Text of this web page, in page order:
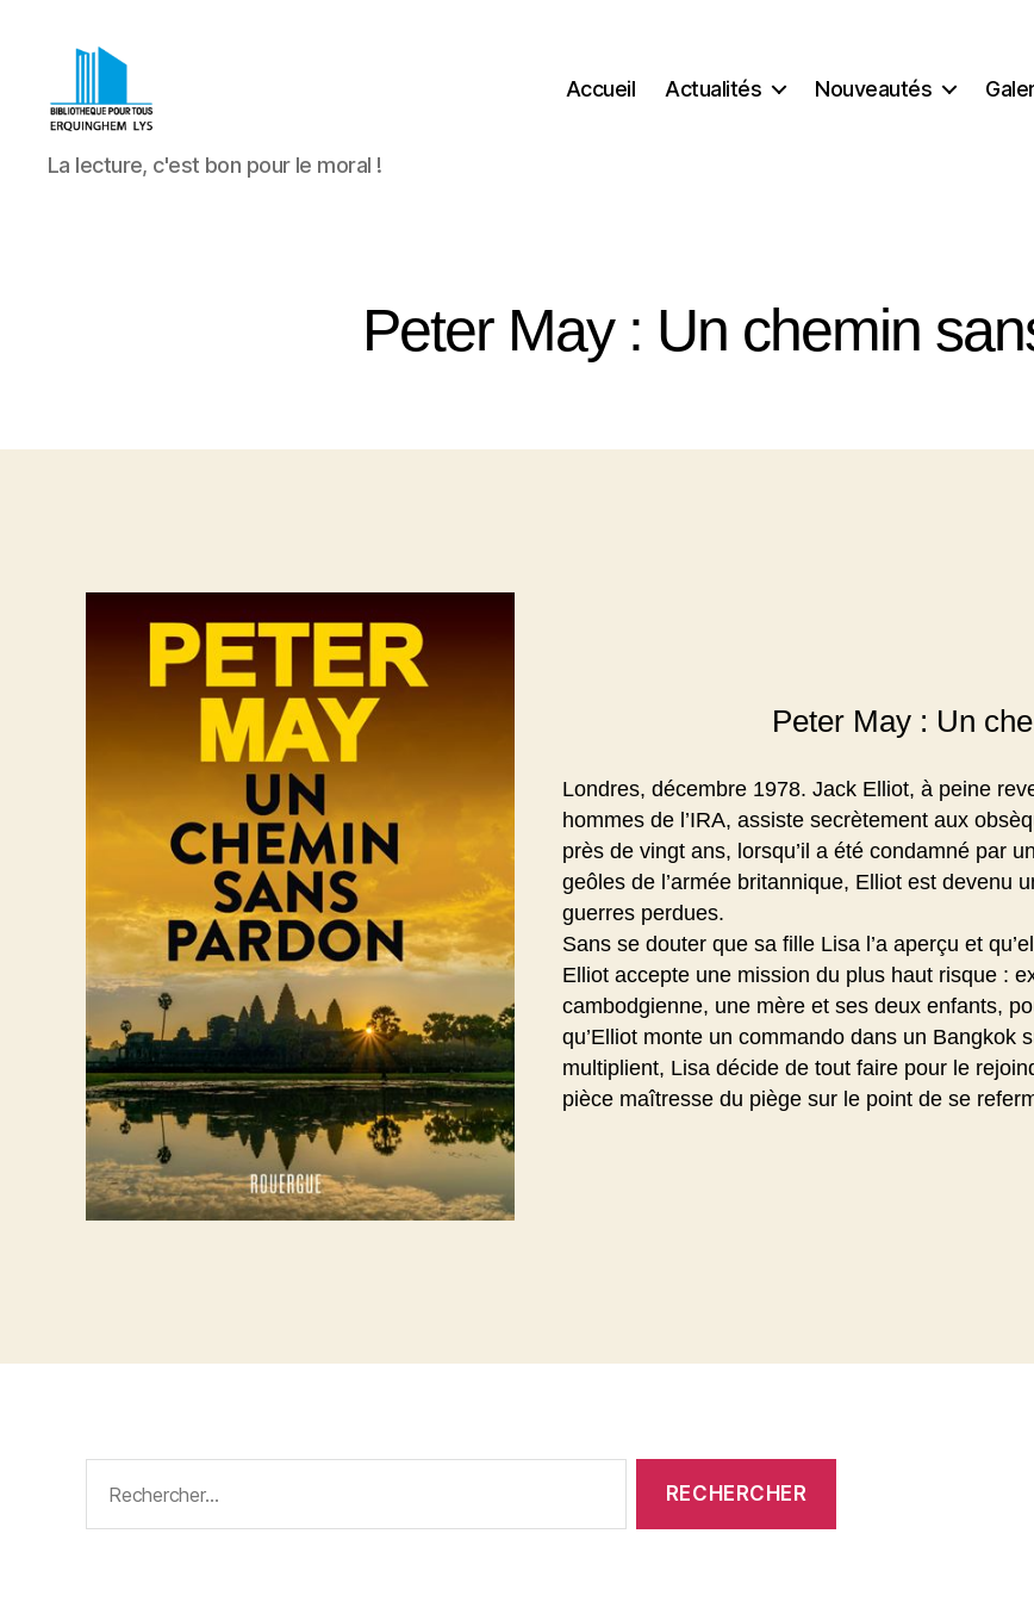
Bibliothèque
Pour
La lecture, c'est bon pour le moral !
Accueil Actualités Nouveautés
Peter May : Un chemin
Peter May : Un
Londres, décembre 1978. Jack Elliot, à peine
hommes de l’IRA, assiste secrètement aux
près de vingt ans, lorsqu’il a été condamné par
geôles de l’armée britannique, Elliot est devenu
guerres perdues.
Sans se douter que sa fille Lisa l’a aperçu et
Elliot accepte une mission du plus haut risque :
cambodgienne, une mère et ses deux enfants,
qu’Elliot monte un commando dans un Bangkok
multiplient, Lisa décide de tout faire pour le
pièce maîtresse du piège sur le point de se